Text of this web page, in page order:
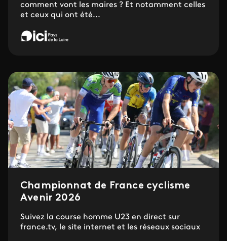
comment vont les maires ? Et notamment celles
et ceux qui ont été...
Championnat de France cyclisme
Avenir 2026
Suivez la course homme U23 en direct sur
france.tv, le site internet et les réseaux sociaux